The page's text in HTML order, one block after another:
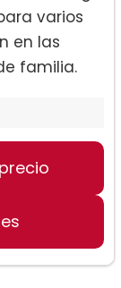
varios
en las
familia.